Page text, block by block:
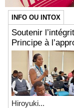
INFO OU INTOX
Soutenir
Principe à
Hiroyuki...